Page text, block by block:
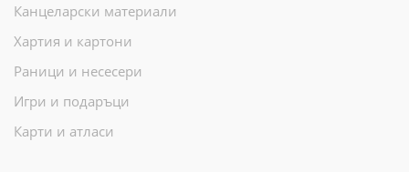
Канцеларски материали
Хартия и картони
Раници и несесери
Игри и подаръци
Карти и атласи